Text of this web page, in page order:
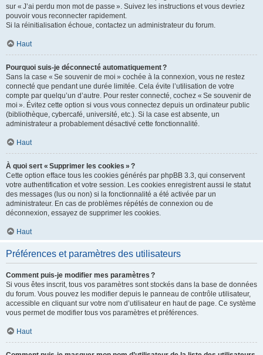
sur « J’ai perdu mon mot de passe ». Suivez les instructions et vous devriez
pouvoir vous reconnecter rapidement.
Si la réinitialisation échoue, contactez un administrateur du forum.
Haut
Pourquoi suis-je déconnecté automatiquement ?
Sans la case « Se souvenir de moi » cochée à la connexion, vous ne restez
connecté que pendant une durée limitée. Cela évite l’utilisation de votre
compte par quelqu’un d’autre. Pour rester connecté, cochez « Se souvenir de
moi ». Évitez cette option si vous vous connectez depuis un ordinateur public
(bibliothèque, cybercafé, université, etc.). Si la case est absente, un
administrateur a probablement désactivé cette fonctionnalité.
Haut
À quoi sert « Supprimer les cookies » ?
Cette option efface tous les cookies générés par phpBB 3.3, qui conservent
votre authentification et votre session. Les cookies enregistrent aussi le statut
des messages (lus ou non) si la fonctionnalité a été activée par un
administrateur. En cas de problèmes répétés de connexion ou de
déconnexion, essayez de supprimer les cookies.
Haut
Préférences et paramètres des utilisateurs
Comment puis-je modifier mes paramètres ?
Si vous êtes inscrit, tous vos paramètres sont stockés dans la base de données
du forum. Vous pouvez les modifier depuis le panneau de contrôle utilisateur,
accessible en cliquant sur votre nom d’utilisateur en haut de page. Ce système
vous permet de modifier tous vos paramètres et préférences.
Haut